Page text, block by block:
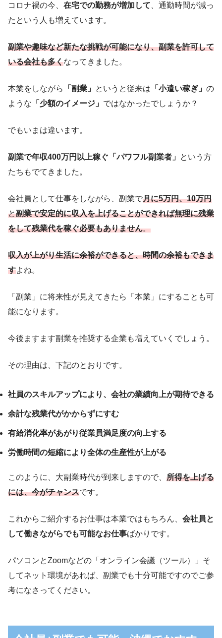
コロナ禍の今、 在宅での勤務が増加して 、通勤時間が減っ
たという人も増えています。
副業や趣味など新たな挑戦が可能になり、副業を許可して
いる会社も多くなってきました。
本業をしながら 「副業」 というと従来は 「小遣い稼ぎ」 の
ような 「少額のイメージ」 ではなかったでしょうか？
でもいまは違います。
副業で年収400万円以上稼ぐ「パワフル副業者 」 という方
たちもでてきました。
会社員として仕事をしながら、副業で月に5万円、10万円
と副業で安定的に収入を上げることができれば無理に残業
をして残業代を稼ぐ必要もありません。
収入が上がり生活に余裕ができると、時間の余裕もできま
すよね。
「副業」に将来性が見えてきたら「本業」にすることも可
能になります。
今後ますます副業を推奨する企業も増えていくでしょう。
その理由は、下記のとおりです。
社員のスキルアップにより、会社の業績向上が期待できる
余計な残業代がかからずにすむ
有給消化率があがり従業員満足度の向上する
労働時間の短縮により全体の生産性が上がる
このように、大副業時代が到来しますので、 所得を上げる
には、今がチャンスです。
これからご紹介するお仕事は本業ではもちろん、 会社員と
して働きながらでも可能なお仕事ばかりです。
パソコンとZoomなどの「オンライン会議（ツール）」 そ
してネット環境があれば、副業でも十分可能ですのでご参
考になさってください。